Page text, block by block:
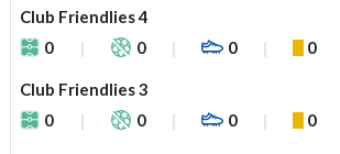
Club Friendlies 4
0
0 0 0
Club Friendlies 3
0
0 0 0